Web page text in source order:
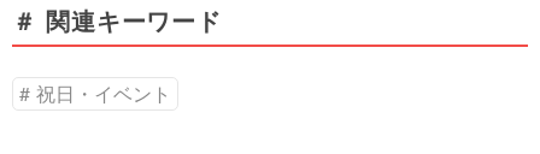
＃ 関連キーワード
祝日・イベント